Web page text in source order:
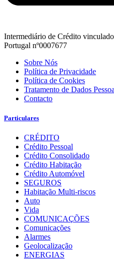
Intermediário de Crédito
Portugal nº0007677
Sobre Nós
Política de Privacidade
Política de Cookies
Tratamento de Dados
Contacto
Particulares
CRÉDITO
Crédito Pessoal
Crédito Consolidado
Crédito Habitação
Crédito Automóvel
SEGUROS
Habitação Multi-riscos
Auto
Vida
COMUNICAÇÕES
Comunicações
Alarmes
Geolocalização
ENERGIAS